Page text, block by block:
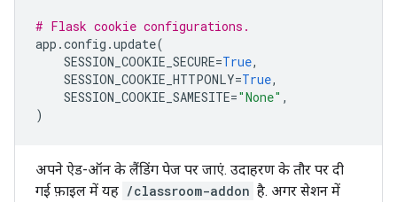
# Flask cookie configurations.
app .config .update(
SESSION_COOKIE_SECURE=True,
SESSION_COOKIE_HTTPONLY=True,
SESSION_COOKIE_SAMESITE="None" ,
)
अपने ऐड-ऑन के लैंडिंग पेज पर जाएं. उदाहरण के तौर पर दी
गई फ़ाइल में यह /classroom-addon है. अगर सेशन में